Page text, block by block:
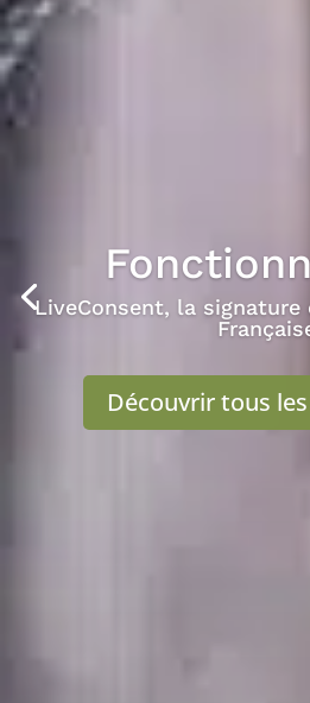
LiveConsent, la signature
Découvrir tous